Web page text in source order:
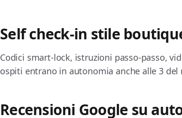
Self check-in stile
Codici smart-lock, istruzioni passo-passo,
ospiti entrano in autonomia anche alle 3
Recensioni Google su